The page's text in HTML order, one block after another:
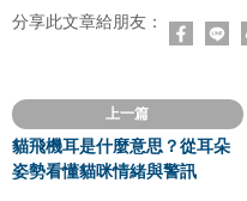
分享此文章給朋友：
上一篇
貓飛機耳是什麼意思？從耳朵
姿勢看懂貓咪情緒與警訊